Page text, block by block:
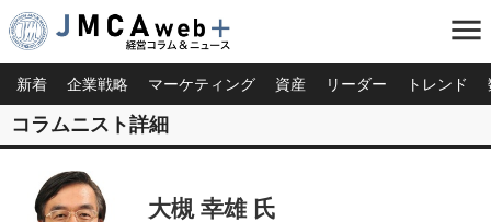
menu
新着 企業戦略 マーケティング 資産 リーダー トレンド
コラムニスト詳細
大槻 幸雄 氏